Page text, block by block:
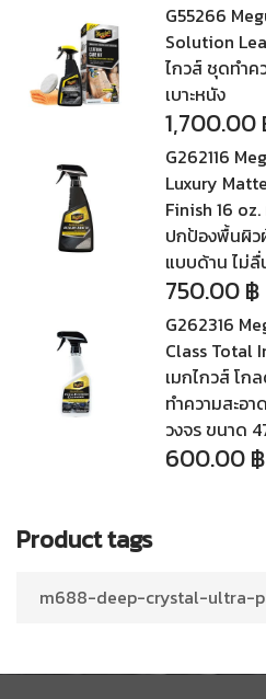
G55266
Solution
ไกวส์ ชุดทำค
เบาะหนัง
1,700.00
G262116
Luxury
Finish 16
ปกป้องพื้นผิว
แบบด้าน ไม่
750.00฿
G262316
Class Total
เมกไกวส์ โก
ทำความสะอ
วงจร ขนาด
600.00฿
Product tags
m688-deep-crystal-ultra-